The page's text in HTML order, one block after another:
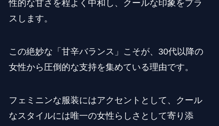
性的な甘さを程よく中和し、クールな印象をプラ
スします。
この絶妙な「甘辛バランス」こそが、30代以降の
女性から圧倒的な支持を集めている理由です。
フェミニンな服装にはアクセントとして、クール
なスタイルには唯一の女性らしさとして寄り添